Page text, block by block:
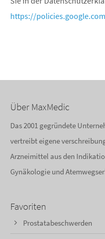
https://
Über MaxMedic
Das 2001 gegründete
vertreibt eigene
Arzneimittel aus den
Gynäkologie und
Favoriten
Prostatabeschwerden